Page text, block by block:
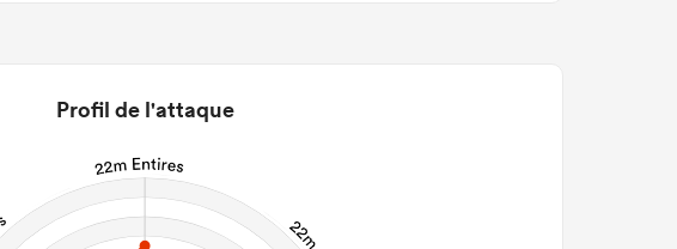
Profil de l'attaque